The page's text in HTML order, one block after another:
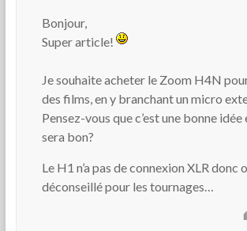
Bonjour,
Super article!
Je souhaite acheter le Zoom H4N
des films, en y branchant un micro
Pensez-vous que c’est une bonne idée
sera bon?
Le H1 n’a pas de connexion XLR donc
déconseillé pour les tournages…